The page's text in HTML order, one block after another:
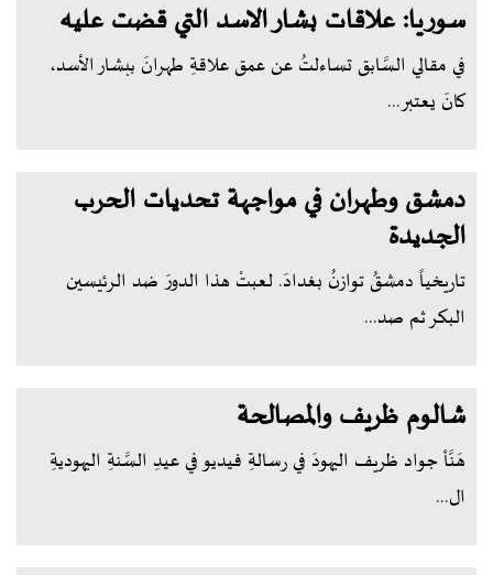
سوريا: علاقات بشار الاسد التي قضت عليه
في مقالي السَّابق تساءلتُ عن عمق علاقةِ طهرانَ ببشار الأسد،
كانَ يعتبر...
دمشق وطهران في مواجهة تحديات الحرب
الجديدة
تاريخياً دمشقُ توازنُ بغدادَ. لعبتْ هذا الدورَ ضد الرئيسين
البكر ثم صد...
شالوم ظريف والمصالحة
هَنَّأ جواد ظريف اليهودَ في رسالةِ فيديو في عيدِ السَّنةِ اليهوديةِ
ال...